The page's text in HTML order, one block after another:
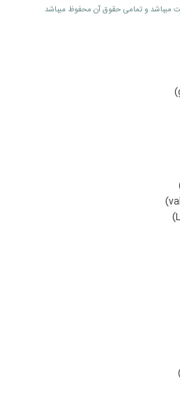
ميباشد و تمامی حقوق آن محفوظ ميباشد